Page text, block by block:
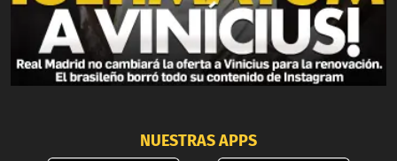
NUESTRAS APPS